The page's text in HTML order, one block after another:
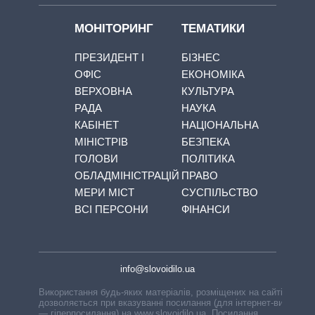
МОНІТОРИНГ
ПРЕЗИДЕНТ І
ОФІС
ВЕРХОВНА
РАДА
КАБІНЕТ
МІНІСТРІВ
ГОЛОВИ
ОБЛАДМІНІСТРАЦІЙ
МЕРИ МІСТ
ВСІ ПЕРСОНИ
ТЕМАТИКИ
БІЗНЕС
ЕКОНОМІКА
КУЛЬТУРА
НАУКА
НАЦІОНАЛЬНА
БЕЗПЕКА
ПОЛІТИКА
ПРАВО
СУСПІЛЬСТВО
ФІНАНСИ
info@slovoidilo.ua
Використання будь-яких матеріалів, розміщених на сайті,
дозволяється при вказуванні посилання (для інтернет-видань